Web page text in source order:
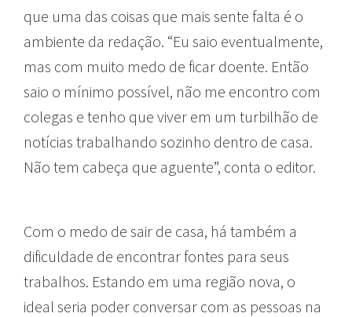
que uma das coisas que mais sente falta é o
ambiente da redação. “Eu saio eventualmente,
mas com muito medo de ficar doente. Então
saio o mínimo possível, não me encontro com
colegas e tenho que viver em um turbilhão de
notícias trabalhando sozinho dentro de casa.
Não tem cabeça que aguente”, conta o editor.
Com o medo de sair de casa, há também a
dificuldade de encontrar fontes para seus
trabalhos. Estando em uma região nova, o
ideal seria poder conversar com as pessoas na